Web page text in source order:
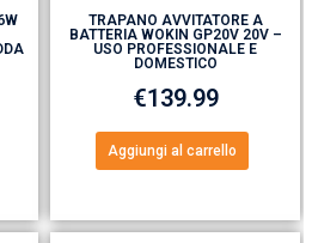
TRAPANO AVVITATORE A
BATTERIA WOKIN GP20V 20V –
USO PROFESSIONALE E
DOMESTICO
€139.99
Aggiungi al carrello